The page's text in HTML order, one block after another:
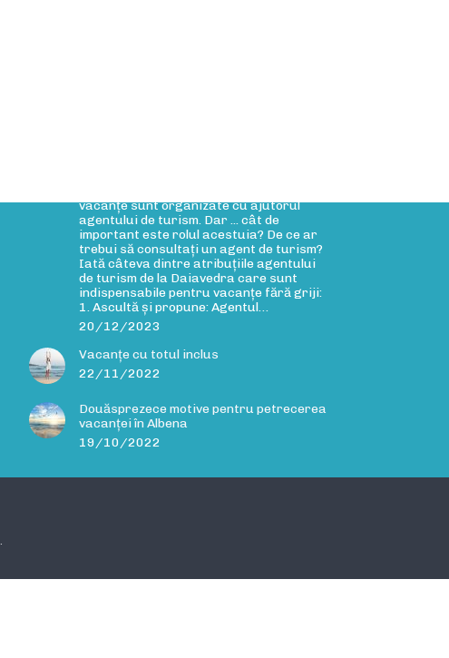
vacanțe sunt organizate cu ajutorul
agentului de turism. Dar ... cât de
important este rolul acestuia? De ce ar
trebui să consultați un agent de turism?
Iată câteva dintre atribuțiile agentului
de turism de la Daiavedra care sunt
indispensabile pentru vacanțe fără griji:
1. Ascultă și propune: Agentul…
20/12/2023
Vacanțe cu totul inclus
22/11/2022
Douăsprezece motive pentru petrecerea
vacanței în Albena
19/10/2022